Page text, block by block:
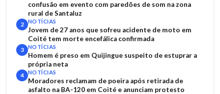
confusão em evento com paredões de som na zona
rural de Santaluz
2 NOTÍCIAS
Jovem de 27 anos que sofreu acidente de moto em
Coité tem morte encefálica confirmada
3 NOTÍCIAS
Homem é preso em Quijingue suspeito de estuprar a
própria neta
4 NOTÍCIAS
Moradores reclamam de poeira após retirada de
asfalto na BA-120 em Coité e anunciam protesto